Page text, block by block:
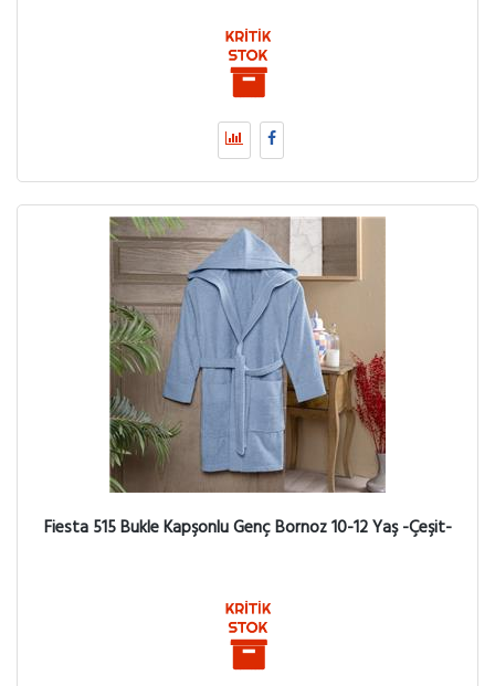
Fiesta 515 Bukle Kapşonlu Genç Bornoz 10-12 Yaş -Çeşit-